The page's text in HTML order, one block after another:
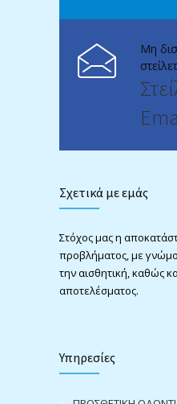
Μη
Σχετικά με εμάς
Στόχος μας η
προβλήματος, με
την αισθητική, καθώς
αποτελέσματος.
Υπηρεσίες